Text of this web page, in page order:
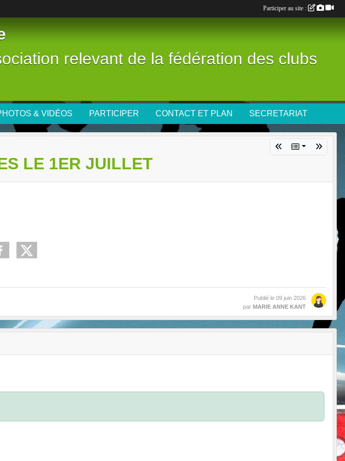
relevant de la fédération des clubs
& VIDÉOS PARTICIPER CONTACT ET PLAN SECRETARIAT
LE 1ER JUILLET
Publié le 09 juin 2026
par MARIE ANNE KANT
Participer au site :